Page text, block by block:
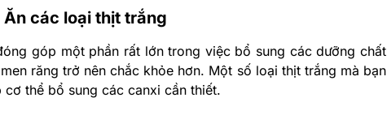
các loại thịt trắng
góp một phần rất lớn trong việc bổ sung các dưỡng chất
răng trở nên chắc khỏe hơn. Một số loại thịt trắng mà bạn
thể bổ sung các canxi cần thiết.